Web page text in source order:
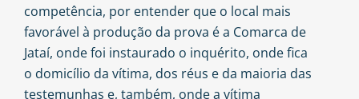
competência, por entender que o local mais
favorável à produção da prova é a Comarca de
Jataí, onde foi instaurado o inquérito, onde fica
o domicílio da vítima, dos réus e da maioria das
testemunhas e, também, onde a vítima